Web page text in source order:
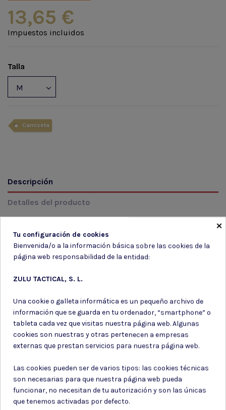
13,65 €
Impuestos incluidos
Talla
Camiseta
Descripción
Detalles del producto
MODELO: 120441 Color: 663 LEGION NEGRA Talla: M
Suscríbete a nuestro boletín
Puede darse de baja en cualquier momento. Para ello, consulte nuestra
información de contacto en el aviso legal.
Consiento el uso de mis datos para los fines indicados en la
Política de privacidad
×
Tu configuración de cookies
Bienvenida/o a la información básica sobre las cookies de la
página web responsabilidad de la entidad:
ZULU TACTICAL, S. L.
Una cookie o galleta informática es un pequeño archivo de
información que se guarda en tu ordenador, “smartphone” o
tableta cada vez que visitas nuestra página web. Algunas
cookies son nuestras y otras pertenecen a empresas
externas que prestan servicios para nuestra página web.
Las cookies pueden ser de varios tipos: las cookies técnicas
son necesarias para que nuestra página web pueda
funcionar, no necesitan de tu autorización y son las únicas
que tenemos activadas por defecto.